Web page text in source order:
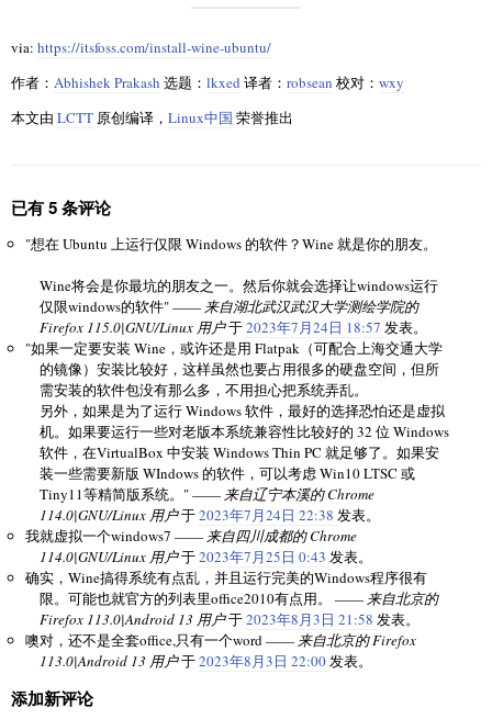
via: https://itsfoss.com/install-wine-ubuntu/
作者： Abhishek Prakash 选题： lkxed 译者： robsean 校对： wxy
本文由 LCTT 原创编译， Linux中国 荣誉推出
已有 5 条评论
"想在 Ubuntu 上运行仅限 Windows 的软件？Wine 就是你的朋友。
Wine将会是你最坑的朋友之一。然后你就会选择让windows运行
仅限windows的软件" —— 来自湖北武汉武汉大学测绘学院的
Firefox 115.0|GNU/Linux 用户于2023年7月24日 18:57 发表。
"如果一定要安装 Wine，或许还是用 Flatpak（可配合上海交通大学
的镜像）安装比较好，这样虽然也要占用很多的硬盘空间，但所
需安装的软件包没有那么多，不用担心把系统弄乱。
另外，如果是为了运行 Windows 软件，最好的选择恐怕还是虚拟
机。如果要运行一些对老版本系统兼容性比较好的 32 位 Windows
软件，在VirtualBox 中安装 Windows Thin PC 就足够了。如果安
装一些需要新版 WIndows 的软件，可以考虑 Win10 LTSC 或
Tiny11等精简版系统。" —— 来自辽宁本溪的 Chrome
114.0|GNU/Linux 用户于2023年7月24日 22:38 发表。
我就虚拟一个windows7 —— 来自四川成都的 Chrome
114.0|GNU/Linux 用户于2023年7月25日 0:43 发表。
确实，Wine搞得系统有点乱，并且运行完美的Windows程序很有
限。可能也就官方的列表里office2010有点用。 —— 来自北京的
Firefox 113.0|Android 13 用户于2023年8月3日 21:58 发表。
噢对，还不是全套office,只有一个word —— 来自北京的 Firefox
113.0|Android 13 用户于2023年8月3日 22:00发表。
添加新评论